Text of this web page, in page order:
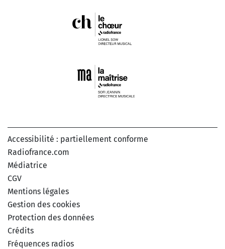
Accessibilité : partiellement conforme
Radiofrance.com
Médiatrice
CGV
Mentions légales
Gestion des cookies
Protection des données
Crédits
Fréquences radios